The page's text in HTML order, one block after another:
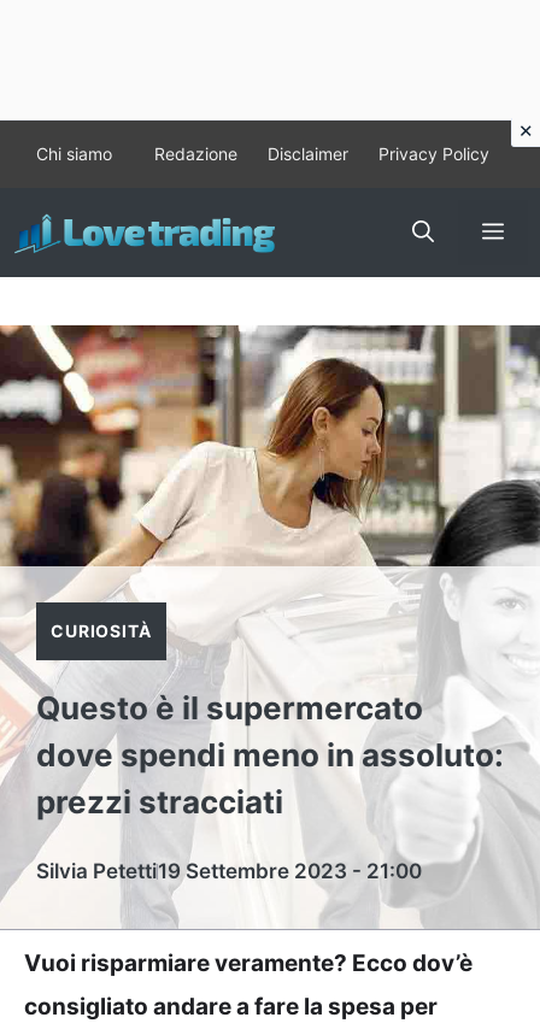
contenuto
Chi siamo Redazione Disclaimer Privacy Policy
CURIOSITÀ
Questo è il supermercato
dove spendi meno in assoluto:
prezzi stracciati
Silvia Petetti19 Settembre 2023 - 21:00
Vuoi risparmiare veramente? Ecco dov’è
consigliato andare a fare la spesa per